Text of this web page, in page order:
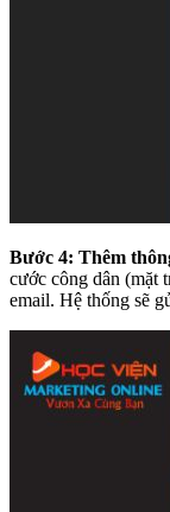
Bước 4: Thêm
cước công dân (mặt
email. Hệ thống sẽ